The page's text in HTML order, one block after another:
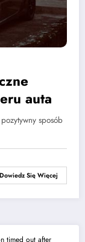
auta
sposób
Dowiedz Się Więcej
timed out after